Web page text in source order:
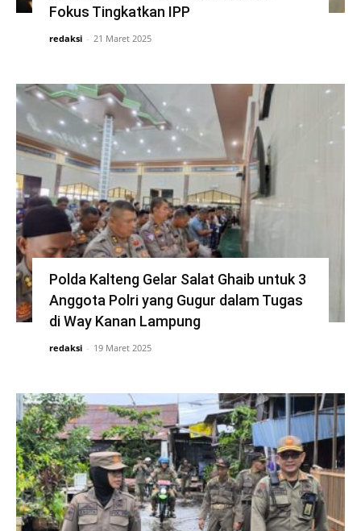
Fokus Tingkatkan IPP
redaksi - 21 Maret 2025
Polda Kalteng Gelar Salat Ghaib untuk 3
Anggota Polri yang Gugur dalam Tugas
di Way Kanan Lampung
redaksi - 19 Maret 2025